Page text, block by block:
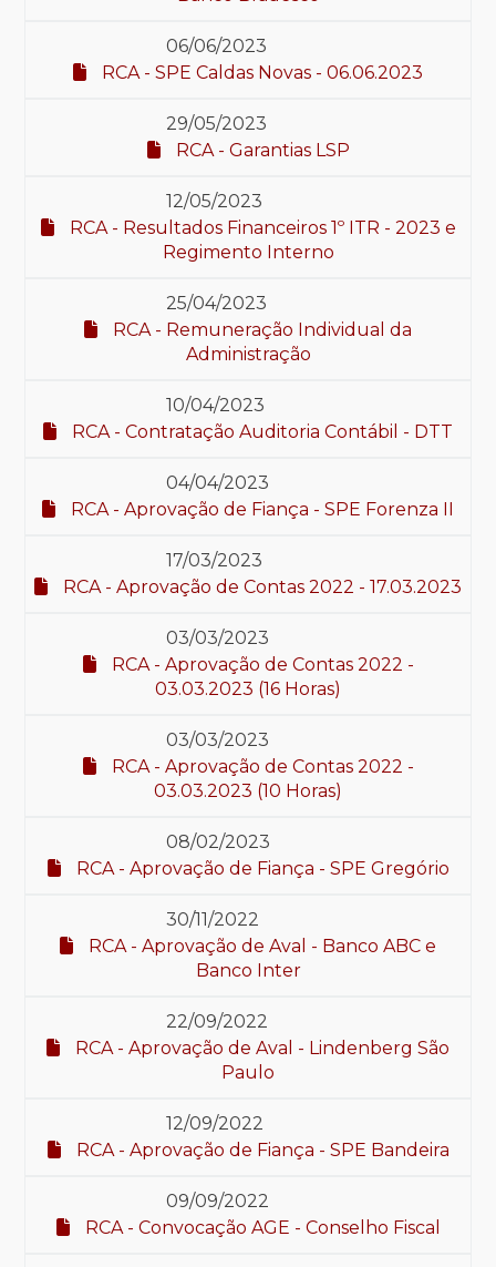
06/06/2023
RCA - SPE Caldas Novas - 06.06.2023
29/05/2023
RCA - Garantias LSP
12/05/2023
RCA - Resultados Financeiros 1º ITR - 2023 e
Regimento Interno
25/04/2023
RCA - Remuneração Individual da
Administração
10/04/2023
RCA - Contratação Auditoria Contábil - DTT
04/04/2023
RCA - Aprovação de Fiança - SPE Forenza II
17/03/2023
RCA - Aprovação de Contas 2022 - 17.03.2023
03/03/2023
RCA - Aprovação de Contas 2022 -
03.03.2023 (16 Horas)
03/03/2023
RCA - Aprovação de Contas 2022 -
03.03.2023 (10 Horas)
08/02/2023
RCA - Aprovação de Fiança - SPE Gregório
30/11/2022
RCA - Aprovação de Aval - Banco ABC e
Banco Inter
22/09/2022
RCA - Aprovação de Aval - Lindenberg São
Paulo
12/09/2022
RCA - Aprovação de Fiança - SPE Bandeira
09/09/2022
RCA - Convocação AGE - Conselho Fiscal